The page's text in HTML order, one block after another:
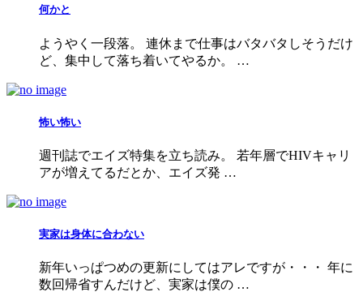
何かと
ようやく一段落。 連休まで仕事はバタバタしそうだけ
ど、集中して落ち着いてやるか。 …
怖い怖い
週刊誌でエイズ特集を立ち読み。 若年層でHIVキャリ
アが増えてるだとか、エイズ発 …
実家は身体に合わない
新年いっぱつめの更新にしてはアレですが・・・ 年に
数回帰省すんだけど、実家は僕の …